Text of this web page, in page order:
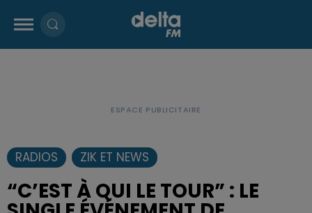
RADIOS ZIK ET NEWS
“C’EST À QUI LE TOUR” : LE